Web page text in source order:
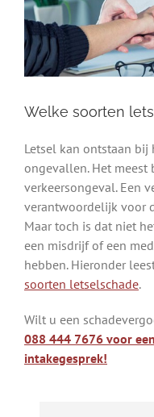
Welke soorten
Letsel kan ontstaan
ongevallen. Het
verkeersongeval. Een
verantwoordelijk voor
Maar toch is dat niet
een misdrijf of een
hebben. Hieronder
soorten letselschade.
Wilt u een
088 444 7676 voor
intakegesprek!